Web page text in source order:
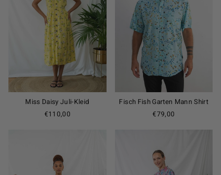
Miss Daisy Juli-Kleid
€110,00
Fisch Fish Garten Mann Shirt
€79,00